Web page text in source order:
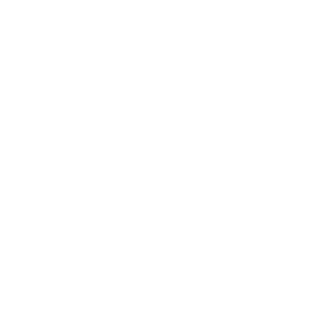
英语试题
月模拟预测英语试题